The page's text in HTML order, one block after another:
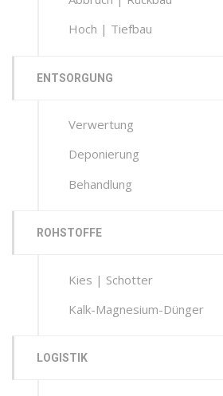
Hoch | Tiefbau
ENTSORGUNG
Verwertung
Deponierung
Behandlung
ROHSTOFFE
Kies | Schotter
Kalk-Magnesium-Dünger
LOGISTIK